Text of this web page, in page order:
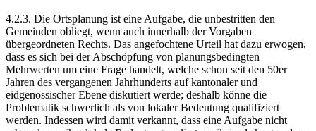
4.2.3. Die Ortsplanung ist eine Aufgabe, die unbestritten den
Gemeinden obliegt, wenn auch innerhalb der Vorgaben
übergeordneten Rechts. Das angefochtene Urteil hat dazu erwogen,
dass es sich bei der Abschöpfung von planungsbedingten
Mehrwerten um eine Frage handelt, welche schon seit den 50er
Jahren des vergangenen Jahrhunderts auf kantonaler und
eidgenössischer Ebene diskutiert werde; deshalb könne die
Problematik schwerlich als von lokaler Bedeutung qualifiziert
werden. Indessen wird damit verkannt, dass eine Aufgabe nicht